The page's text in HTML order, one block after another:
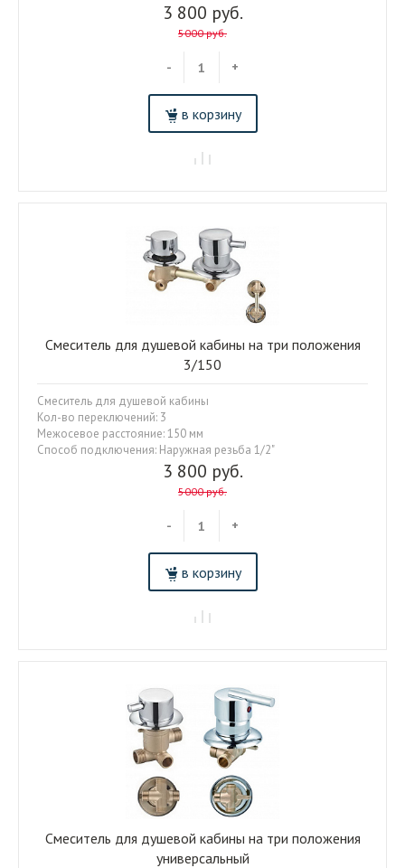
3 800 руб.
5000 руб.
- +
в корзину
3 800 руб.
5000 руб.
- +
в корзину
Смеситель для душевой кабины на три положения
3/150
Смеситель для душевой кабины
Кол-во переключений: 3
Межосевое расстояние: 150 мм
Способ подключения: Наружная резьба 1/2"
Смеситель для душевой кабины на три положения
универсальный